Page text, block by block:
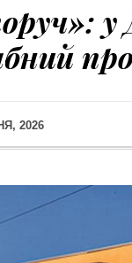
2026